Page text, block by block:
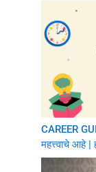
CAREER
महत्त्वाचे आहे |